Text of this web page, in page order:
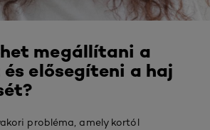
megállítani a
elősegíteni a haj
probléma, amely kortól